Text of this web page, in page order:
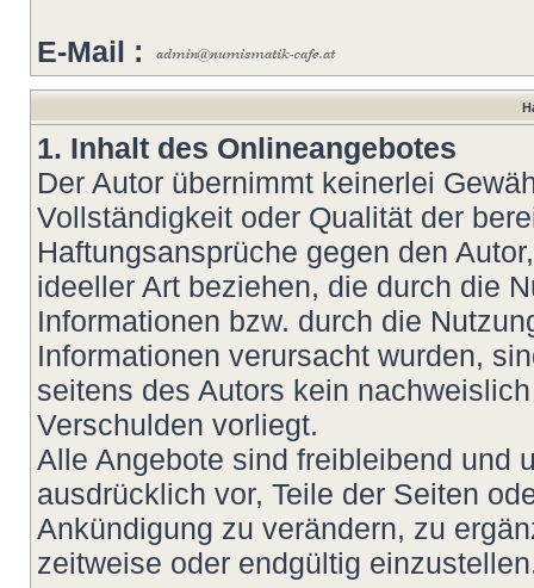
E-Mail :
1. Inhalt des Onlineangebotes
Der Autor übernimmt keinerlei
Vollständigkeit oder Qualität der
Haftungsansprüche gegen den
ideeller Art beziehen, die durch die
Informationen bzw. durch die
Informationen verursacht wurden,
seitens des Autors kein
Verschulden vorliegt.
Alle Angebote sind freibleibend und
ausdrücklich vor, Teile der Seiten
Ankündigung zu verändern, zu
zeitweise oder endgültig